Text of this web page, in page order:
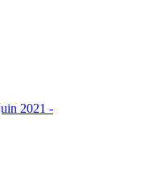
2021 -